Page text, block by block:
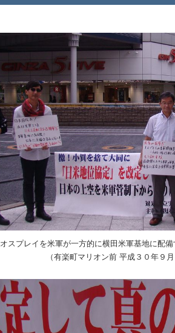
オスプレイを米軍が一方的に横田米軍基地に配
（有楽町マリオン前 平成３０年９